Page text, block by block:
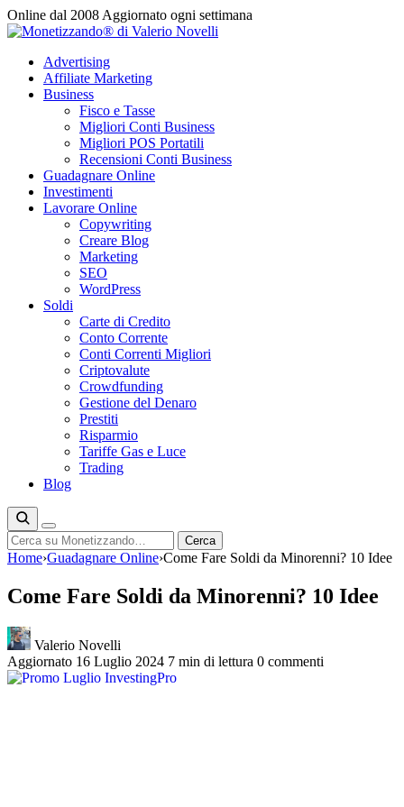
Vai
al
Online dal 2008 Aggiornato ogni settimana
Advertising
Affiliate Marketing
Business
Fisco e Tasse
Migliori Conti Business
Migliori POS Portatili
Recensioni Conti Business
Guadagnare Online
Investimenti
Lavorare Online
Copywriting
Creare Blog
Marketing
SEO
WordPress
Soldi
Carte di Credito
Conto Corrente
Conti Correnti Migliori
Criptovalute
Crowdfunding
Gestione del Denaro
Prestiti
Risparmio
Tariffe Gas e Luce
Trading
Blog
Cerca Cerca
Home›Guadagnare Online›Come Fare Soldi da Minorenni? 10 Idee
Come Fare Soldi da Minorenni? 10 Idee
Valerio Novelli
Aggiornato 16 Luglio 2024 7 min di lettura 0 commenti